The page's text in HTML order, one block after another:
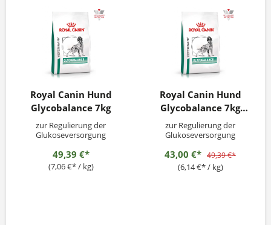
Royal Canin Hund
Glycobalance 7kg
zur Regulierung der
Glukoseversorgung
49,39 €*
(7,06 €* / kg)
Royal Canin Hund
Glycobalance 7kg
Bruchsack
zur Regulierung der
Glukoseversorgung
43,00 €* 49,39 €*
(6,14 €* / kg)